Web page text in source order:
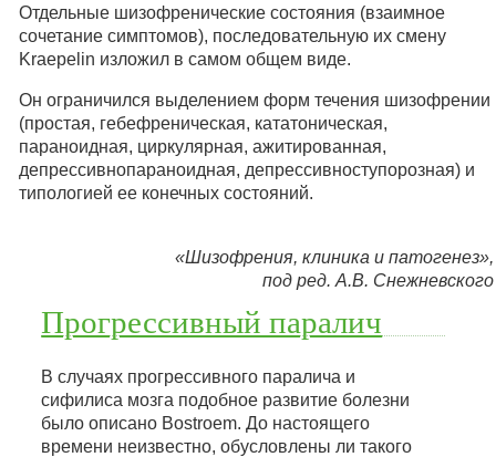
Отдельные шизофренические состояния (взаимное
сочетание симптомов), последовательную их смену
Kraepelin изложил в самом общем виде.
Он ограничился выделением форм течения шизофрении
(простая, гебефреническая, кататоническая,
параноидная, циркулярная, ажитированная,
депрессивнопараноидная, депрессивноступорозная) и
типологией ее конечных состояний.
«Шизофрения, клиника и патогенез»,
под ред. А.В. Снежневского
Прогрессивный паралич
В случаях прогрессивного паралича и
сифилиса мозга подобное развитие болезни
было описано Bostroem. До настоящего
времени неизвестно, обусловлены ли такого